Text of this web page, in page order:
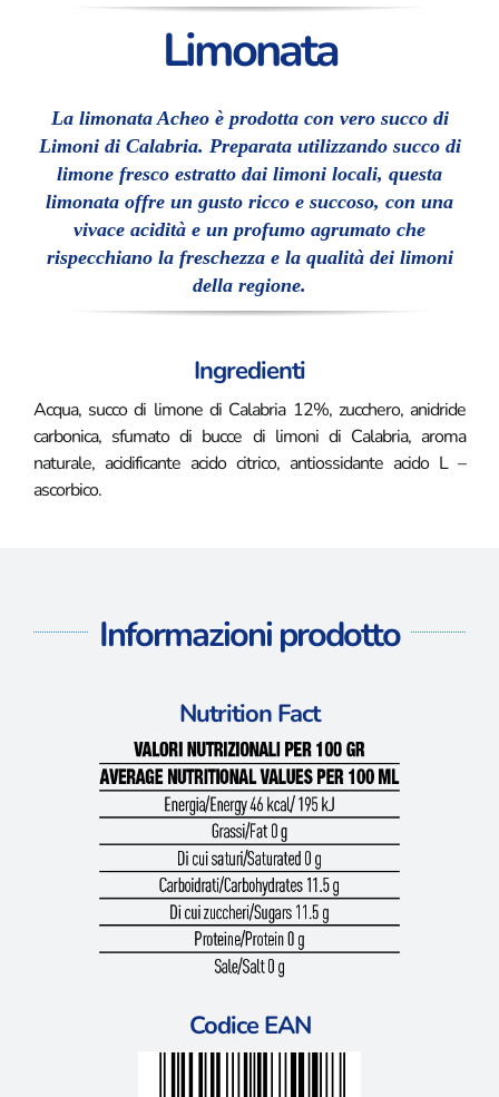
Limonata
La limonata Acheo è prodotta con vero succo di
Limoni di Calabria. Preparata utilizzando succo di
limone fresco estratto dai limoni locali, questa
limonata offre un gusto ricco e succoso, con una
vivace acidità e un profumo agrumato che
rispecchiano la freschezza e la qualità dei limoni
della regione.
Ingredienti
Acqua, succo di limone di Calabria 12%, zucchero, anidride
carbonica, sfumato di bucce di limoni di Calabria, aroma
naturale, acidificante acido citrico, antiossidante acido L –
ascorbico.
Informazioni prodotto
Nutrition Fact
Codice EAN